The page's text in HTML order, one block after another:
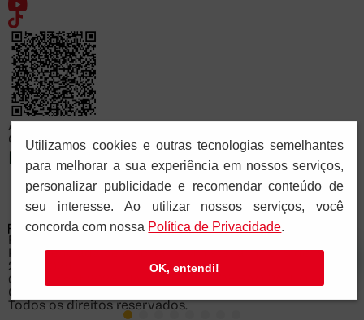
Acesse já
Consulte o cadastro da FAPCOM no sistema e-MEC
FACULDADE PAULUS DE COMUNICAÇÃO
Recredenciada pela Portaria Ministerial nº 878 de
28/11/2025
© Copyright 2026 PIA SOCIEDADE DE SÃO PAULO - CNPJ:
61.287.546/0041-57.
Todos os direitos reservados.
Utilizamos cookies e outras tecnologias semelhantes
para melhorar a sua experiência em nossos serviços,
personalizar publicidade e recomendar conteúdo de
seu interesse. Ao utilizar nossos serviços, você
concorda com nossa Polí­tica de Privacidade.
OK, entendi!